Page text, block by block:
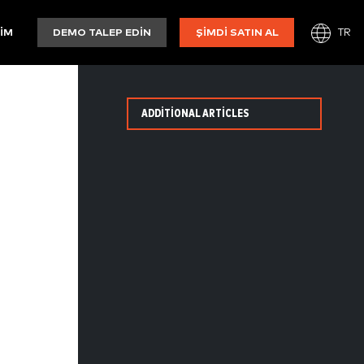
DEMO TALEP EDIN ŞIMDI SATIN AL TR
ADDITIONAL ARTICLES